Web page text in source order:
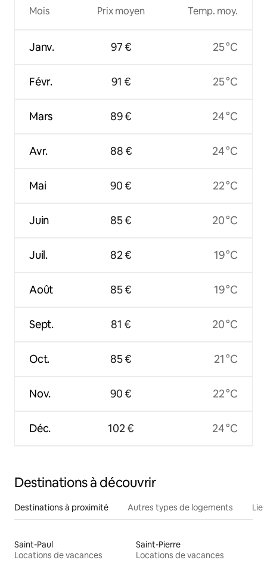
Mois
Janv.
Févr.
Mars
Avr.
Mai
Juin
Juil.
Août
Sept.
Oct.
Nov.
Déc.
Prix moyen
97 €
91 €
89 €
88 €
90 €
85 €
82 €
85 €
81 €
85 €
90 €
102 €
Temp. moy.
25 °C
25 °C
24 °C
24 °C
22 °C
20 °C
19 °C
19 °C
20 °C
21 °C
22 °C
24 °C
Destinations à découvrir
Destinations à proximité Autres types de logements
Saint-Paul
Locations de vacances
Saint-Pierre
Locations de vacances